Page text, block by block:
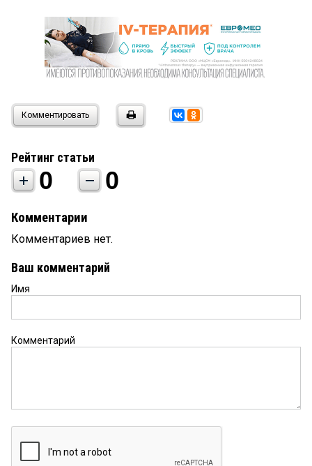
Комментировать
Рейтинг статьи
0 0
Комментарии
Комментариев нет.
Ваш комментарий
Имя
Комментарий